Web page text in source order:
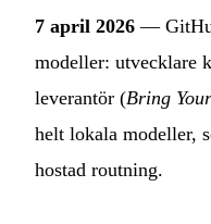
7 april 2026 —
modeller: utvecklare
leverantör (Bring
helt lokala modeller,
hostad routning.